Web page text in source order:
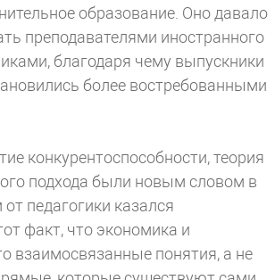
образование. Оно давало
преподавателями иностранного
благодаря чему выпускники
более востребованными
конкурентоспособности, теория
подхода были новым словом в
педагогики казался
факт, что экономика и
взаимосвязанные понятия, а не